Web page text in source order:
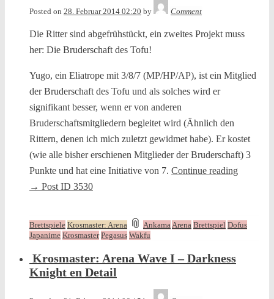
Posted on 28. Februar 2014 02:20 by
Comment
Die Ritter sind abgefrühstückt, ein zweites Projekt muss
her: Die Bruderschaft des Tofu!
Yugo, ein Eliatrope mit 3/8/7 (MP/HP/AP), ist ein Mitglied
der Bruderschaft des Tofu und als solches wird er
signifikant besser, wenn er von anderen
Bruderschaftsmitgliedern begleitet wird (Ähnlich den
Rittern, denen ich mich zuletzt gewidmet habe). Er kostet
(wie alle bisher erschienen Mitglieder der Bruderschaft) 3
Punkte und hat eine Initiative von 7. Continue reading
→ Post ID 3530
Brettspiele Krosmaster: Arena 📎 and
tagged
AnkamaArena Brettspiel Dofus
Japanime Krosmaster Pegasus Wakfu
Krosmaster: Arena Wave I – Darkness
Knight en Detail